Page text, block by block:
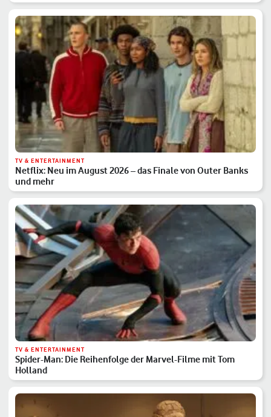
TV & ENTERTAINMENT
Netflix: Neu im August 2026 – das Finale von Outer Banks
und mehr
TV & ENTERTAINMENT
Spider-Man: Die Reihenfolge der Marvel-Filme mit Tom
Holland